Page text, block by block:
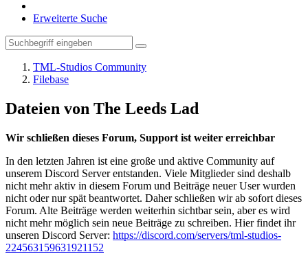
Erweiterte Suche
TML-Studios Community
Filebase
Dateien von The Leeds Lad
Wir schließen dieses Forum, Support ist weiter erreichbar
In den letzten Jahren ist eine große und aktive Community auf
unserem Discord Server entstanden. Viele Mitglieder sind deshalb
nicht mehr aktiv in diesem Forum und Beiträge neuer User wurden
nicht oder nur spät beantwortet. Daher schließen wir ab sofort dieses
Forum. Alte Beiträge werden weiterhin sichtbar sein, aber es wird
nicht mehr möglich sein neue Beiträge zu schreiben. Hier findet ihr
unseren Discord Server: https://discord.com/servers/tml-studios-
224563159631921152